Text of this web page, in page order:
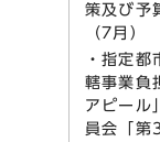
策及び予
（7月）
・指定
轄事業負
アピール
員会「第